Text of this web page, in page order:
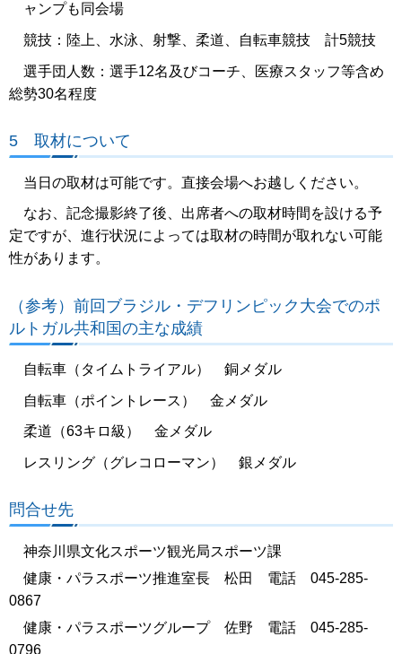
ャンプも同会場
競技：陸上、水泳、射撃、柔道、自転車競技 計5競技
選手団人数：選手12名及びコーチ、医療スタッフ等含め
総勢30名程度
5 取材について
当日の取材は可能です。直接会場へお越しください。
なお、記念撮影終了後、出席者への取材時間を設ける予
定ですが、進行状況によっては取材の時間が取れない可能
性があります。
（参考）前回ブラジル・デフリンピック大会でのポ
ルトガル共和国の主な成績
自転車（タイムトライアル） 銅メダル
自転車（ポイントレース） 金メダル
柔道（63キロ級） 金メダル
レスリング（グレコローマン） 銀メダル
問合せ先
神奈川県文化スポーツ観光局スポーツ課
健康・パラスポーツ推進室長 松田 電話 045-285-
0867
健康・パラスポーツグループ 佐野 電話 045-285-
0796